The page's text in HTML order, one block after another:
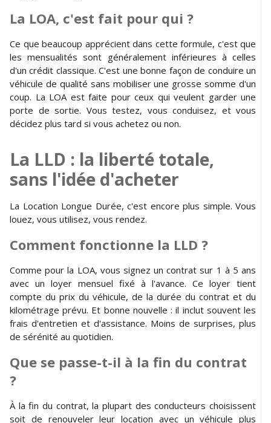
La LOA, c'est fait pour qui ?
Ce que beaucoup apprécient dans cette formule, c'est que
les mensualités sont généralement inférieures à celles
d'un crédit classique. C'est une bonne façon de conduire un
véhicule de qualité sans mobiliser une grosse somme d'un
coup. La LOA est faite pour ceux qui veulent garder une
porte de sortie. Vous testez, vous conduisez, et vous
décidez plus tard si vous achetez ou non.
La LLD : la liberté totale,
sans l'idée d'acheter
La Location Longue Durée, c'est encore plus simple. Vous
louez, vous utilisez, vous rendez.
Comment fonctionne la LLD ?
Comme pour la LOA, vous signez un contrat sur 1 à 5 ans
avec un loyer mensuel fixé à l'avance. Ce loyer tient
compte du prix du véhicule, de la durée du contrat et du
kilométrage prévu. Et bonne nouvelle : il inclut souvent les
frais d'entretien et d'assistance. Moins de surprises, plus
de sérénité au quotidien.
Que se passe-t-il à la fin du contrat
?
À la fin du contrat, la plupart des conducteurs choisissent
soit de renouveler leur location avec un véhicule plus